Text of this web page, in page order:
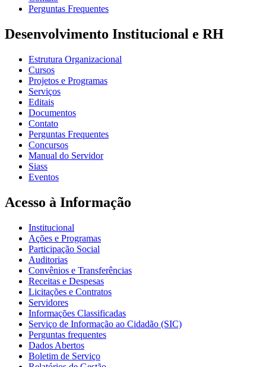
Perguntas Frequentes
Desenvolvimento Institucional e RH
Estrutura Organizacional
Cursos
Projetos e Programas
Serviços
Editais
Documentos
Contato
Perguntas Frequentes
Concursos
Manual do Servidor
Siass
Eventos
Acesso à Informação
Institucional
Ações e Programas
Participação Social
Auditorias
Convênios e Transferências
Receitas e Despesas
Licitações e Contratos
Servidores
Informações Classificadas
Serviço de Informação ao Cidadão (SIC)
Perguntas frequentes
Dados Abertos
Boletim de Serviço